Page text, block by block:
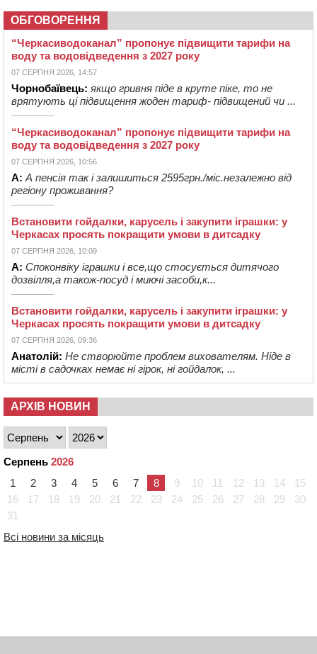
ОБГОВОРЕННЯ
“Черкасиводоканал” пропонує підвищити тарифи на
воду та водовідведення з 2027 року
07 СЕРПНЯ 2026, 14:57
Чорнобаївець: якщо гривня піде в круте піке, то не
врятують ці підвищення жоден тариф- підвищений чи ...
“Черкасиводоканал” пропонує підвищити тарифи на
воду та водовідведення з 2027 року
07 СЕРПНЯ 2026, 10:56
А: А пенсія так і залишиться 2595грн./міс.незалежно від
регіону проживання?
Встановити гойдалки, карусель і закупити іграшки: у
Черкасах просять покращити умови в дитсадку
07 СЕРПНЯ 2026, 10:09
А: Споконвіку іграшки і все,що стосується дитячого
дозвілля,а також-посуд і миючі засоби,к...
Встановити гойдалки, карусель і закупити іграшки: у
Черкасах просять покращити умови в дитсадку
07 СЕРПНЯ 2026, 09:36
Анатолій: Не створюйте проблем вихователям. Ніде в
місті в садочках немає ні гірок, ні гойдалок, ...
АРХІВ НОВИН
Серпень 2026
1
2 3 4 5 6 7 8 9 10 11 12 13 14
15
16
17 18 19 20 21 22 23 24 25 26 27 28 29
30
31
Всі новини за місяць